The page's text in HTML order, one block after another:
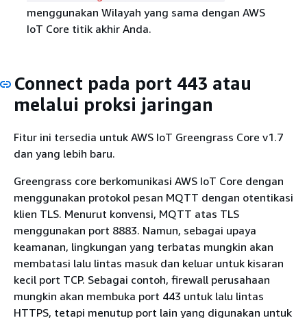
menggunakan Wilayah yang sama dengan AWS
IoT Core titik akhir Anda.
Connect pada port 443 atau
melalui proksi jaringan
Fitur ini tersedia untuk AWS IoT Greengrass Core v1.7
dan yang lebih baru.
Greengrass core berkomunikasi AWS IoT Core dengan
menggunakan protokol pesan MQTT dengan otentikasi
klien TLS. Menurut konvensi, MQTT atas TLS
menggunakan port 8883. Namun, sebagai upaya
keamanan, lingkungan yang terbatas mungkin akan
membatasi lalu lintas masuk dan keluar untuk kisaran
kecil port TCP. Sebagai contoh, firewall perusahaan
mungkin akan membuka port 443 untuk lalu lintas
HTTPS, tetapi menutup port lain yang digunakan untuk